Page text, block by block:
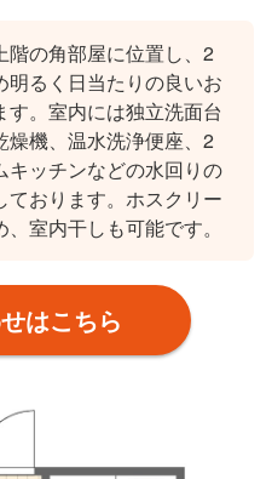
階の角部屋に位置し、2
明るく日当たりの良いお
す。室内には独立洗面台
燥機、温水洗浄便座、2
キッチンなどの水回りの
ております。ホスクリー
室内干しも可能です。
はこちら